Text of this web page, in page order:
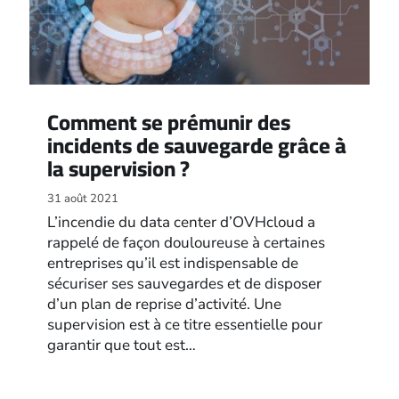
Comment se prémunir des
incidents de sauvegarde grâce à
la supervision ?
31 août 2021
L’incendie du data center d’OVHcloud a
rappelé de façon douloureuse à certaines
entreprises qu’il est indispensable de
sécuriser ses sauvegardes et de disposer
d’un plan de reprise d’activité. Une
supervision est à ce titre essentielle pour
garantir que tout est…